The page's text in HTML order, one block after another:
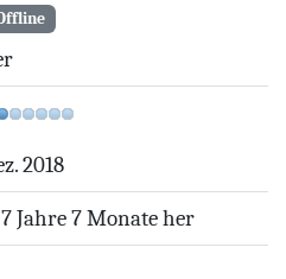
2018
7 Jahre 7 Monate her